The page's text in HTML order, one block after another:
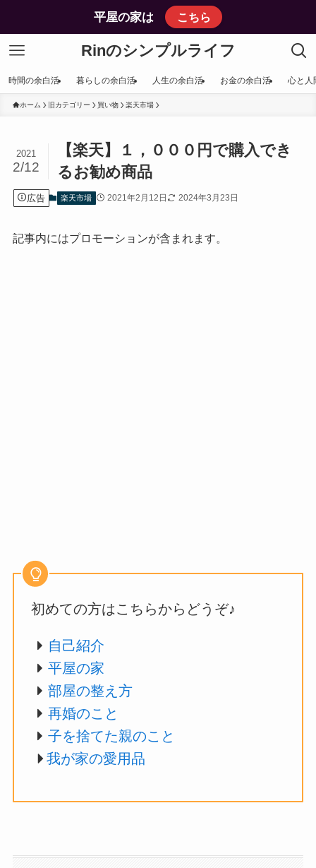
平屋の家は こちら
Rinのシンプルライフ
時間の余白活 暮らしの余白活 人生の余白活 お金の余白活 心と人
ホーム 旧カテゴリー 買い物 楽天市場
【楽天】１，０００円で購入でき
るお勧め商品
2021
2/12
広告 楽天市場 2021年2月12日 2024年3月23日
記事内にはプロモーションが含まれます。
初めての方はこちらからどうぞ♪
自己紹介
平屋の家
部屋の整え方
再婚のこと
子を捨てた親のこと
我が家の愛用品